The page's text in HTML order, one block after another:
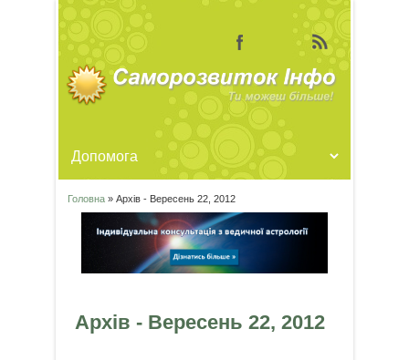
Ви є тут
Головна» Архів - Вересень 22, 2012
Архів - Вересень 22, 2012